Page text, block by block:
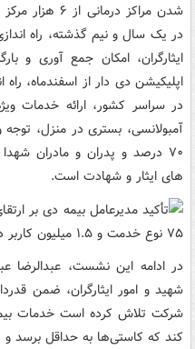
در یک سال و نیم گذشته، راه
ایثارگران، امکان جمع آوری و
اپلیکیشن دی دار از اسفندماه،
در سراسر کشور، ارائه خدمات
آمبولانسی، بستری در منزل، توجه
۷۰ درصد و پدران و مادران
های ایثار و شهادت است.
در ادامه این نشست، عبدالرضا
شهید و امور ایثارگران، ضمن
شرکت تلاش کرده است خدمات بیمه
کند که کاستی‌ها به حداقل برسد